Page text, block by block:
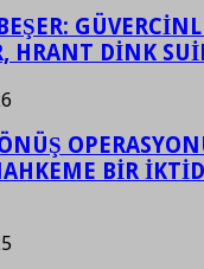
HRANT DİNK
BİR